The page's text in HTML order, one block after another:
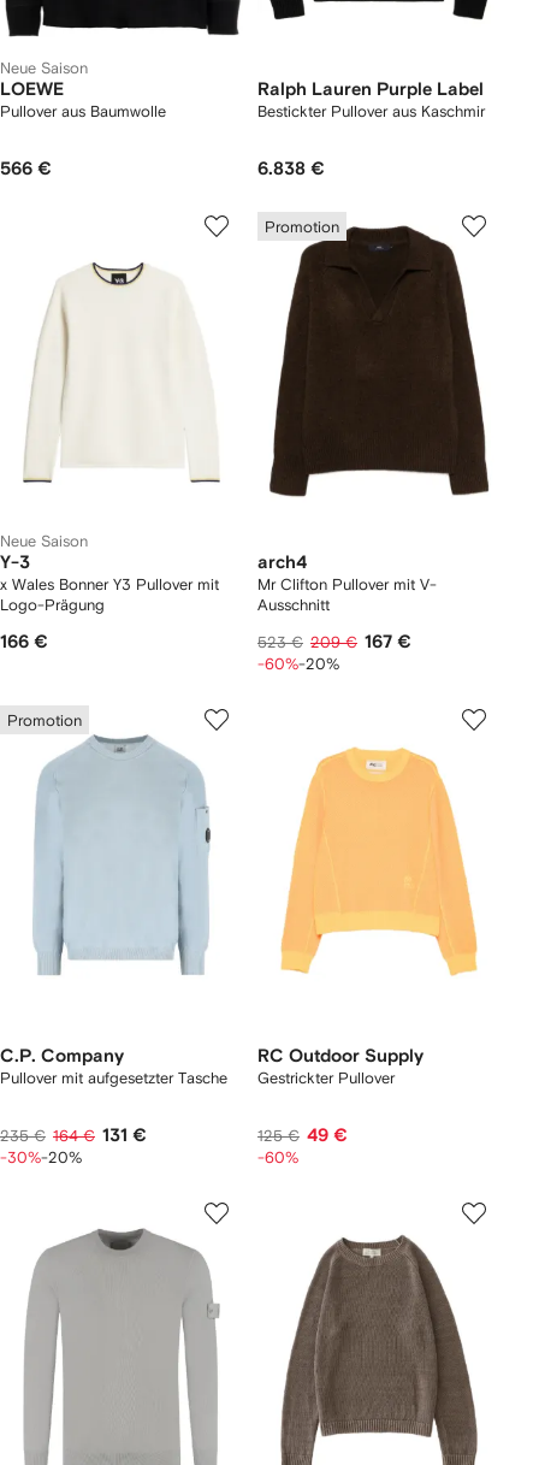
Neue Saison
LOEWE
Pullover aus Baumwolle
566 €
Ralph Lauren Purple Label
Bestickter Pullover aus Kaschmir
6.838 €
Neue Saison
Y-3
x Wales Bonner Y3 Pullover mit
Logo-Prägung
166 €
Promotion
arch4
Mr Clifton Pullover mit V-
Ausschnitt
523 € 209 € 167 €
-60%-20%
Promotion
C.P. Company
Pullover mit aufgesetzter Tasche
235 € 164 € 131 €
-30%-20%
RC Outdoor Supply
Gestrickter Pullover
125 € 49 €
-60%